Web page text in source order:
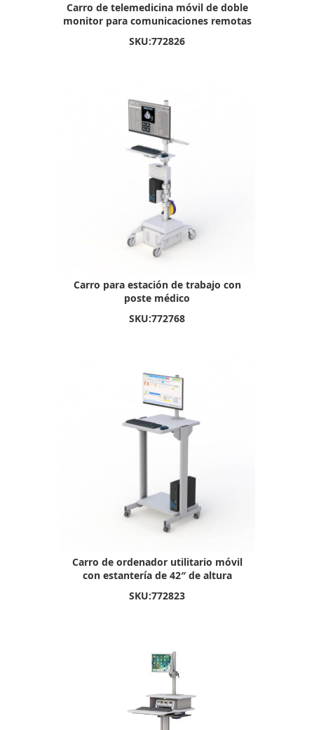
Carro de telemedicina móvil de doble
monitor para comunicaciones remotas
SKU:772826
Carro para estación de trabajo con
poste médico
SKU:772768
Carro de ordenador utilitario móvil
con estantería de 42″ de altura
SKU:772823